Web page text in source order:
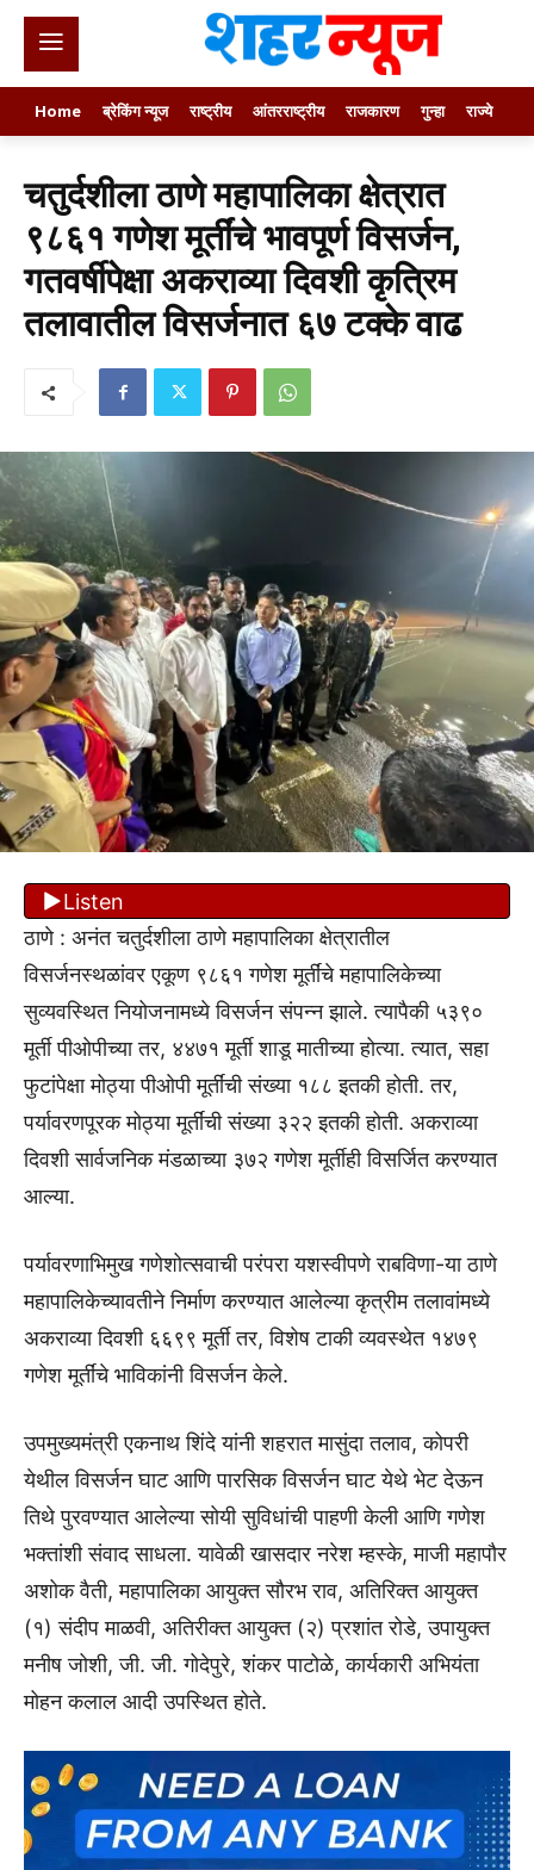
Home ब्रेकिंग न्यूज राष्ट्रीय आंतरराष्ट्रीय राजकारण गुन्हा राज्ये
चतुर्दशीला ठाणे महापालिका क्षेत्रात
९८६१ गणेश मूर्तींचे भावपूर्ण विसर्जन,
गतवर्षीपेक्षा अकराव्या दिवशी कृत्रिम
तलावातील विसर्जनात ६७ टक्के वाढ
Listen
ठाणे : अनंत चतुर्दशीला ठाणे महापालिका क्षेत्रातील
विसर्जनस्थळांवर एकूण ९८६१ गणेश मूर्तींचे महापालिकेच्या
सुव्यवस्थित नियोजनामध्ये विसर्जन संपन्न झाले. त्यापैकी ५३९०
मूर्ती पीओपीच्या तर, ४४७१ मूर्ती शाडू मातीच्या होत्या. त्यात, सहा
फुटांपेक्षा मोठ्या पीओपी मूर्तींची संख्या १८८ इतकी होती. तर,
पर्यावरणपूरक मोठ्या मूर्तींची संख्या ३२२ इतकी होती. अकराव्या
दिवशी सार्वजनिक मंडळाच्या ३७२ गणेश मूर्तीही विसर्जित करण्यात
आल्या.
पर्यावरणाभिमुख गणेशोत्सवाची परंपरा यशस्वीपणे राबविणा-या ठाणे
महापालिकेच्यावतीने निर्माण करण्यात आलेल्या कृत्रीम तलावांमध्ये
अकराव्या दिवशी ६६९९ मूर्ती तर, विशेष टाकी व्यवस्थेत १४७९
गणेश मूर्तींचे भाविकांनी विसर्जन केले.
उपमुख्यमंत्री एकनाथ शिंदे यांनी शहरात मासुंदा तलाव, कोपरी
येथील विसर्जन घाट आणि पारसिक विसर्जन घाट येथे भेट देऊन
तिथे पुरवण्यात आलेल्या सोयी सुविधांची पाहणी केली आणि गणेश
भक्तांशी संवाद साधला. यावेळी खासदार नरेश म्हस्के, माजी महापौर
अशोक वैती, महापालिका आयुक्त सौरभ राव, अतिरिक्त आयुक्त
(१) संदीप माळवी, अतिरीक्त आयुक्त (२) प्रशांत रोडे, उपायुक्त
मनीष जोशी, जी. जी. गोदेपुरे, शंकर पाटोळे, कार्यकारी अभियंता
मोहन कलाल आदी उपस्थित होते.